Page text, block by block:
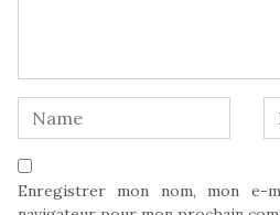
Enregistrer mon nom, mon e-